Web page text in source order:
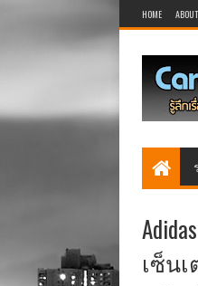
HOME ABOUT
เซ็นเ